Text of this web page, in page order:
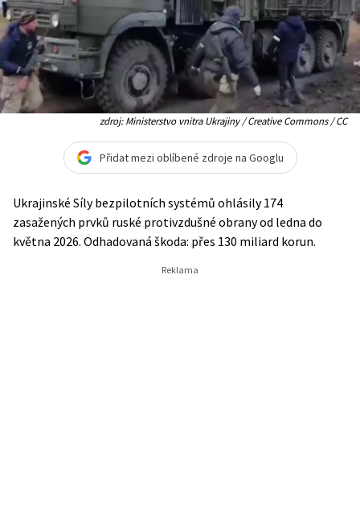
zdroj: Ministerstvo vnitra Ukrajiny / Creative Commons / CC
Přidat mezi oblíbené zdroje na Googlu
Ukrajinské Síly bezpilotních systémů ohlásily 174
zasažených prvků ruské protivzdušné obrany od ledna do
května 2026. Odhadovaná škoda: přes 130 miliard korun.